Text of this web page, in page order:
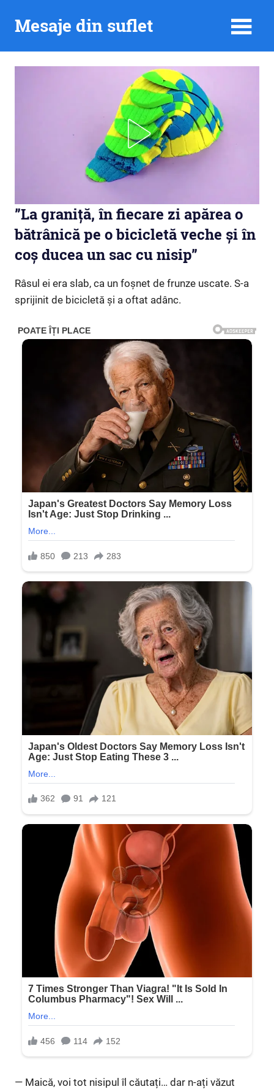
Mesaje din suflet
”La graniță, în fiecare zi apărea o
bătrânică pe o bicicletă veche și în
coș ducea un sac cu nisip”
Râsul ei era slab, ca un foșnet de frunze uscate. S-a
sprijinit de bicicletă și a oftat adânc.
— Maică, voi tot nisipul îl căutați… dar n-ați văzut